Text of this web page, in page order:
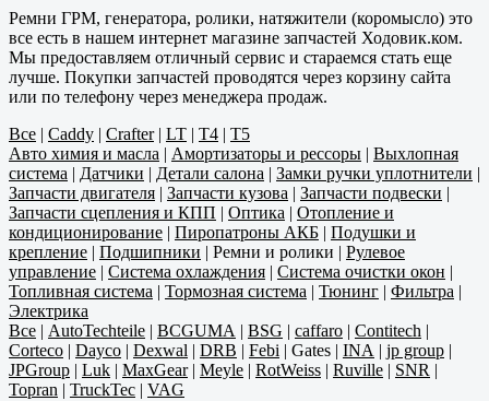
Ремни ГРМ, генератора, ролики, натяжители (коромысло) это
все есть в нашем интернет магазине запчастей Ходовик.ком.
Мы предоставляем отличный сервис и стараемся стать еще
лучше. Покупки запчастей проводятся через корзину сайта
или по телефону через менеджера продаж.
Все | Caddy | Crafter| LT | T4 | T5
Авто химия и масла | Амортизаторы и рессоры | Выхлопная
система | Датчики | Детали салона | Замки ручки уплотнители |
Запчасти двигателя | Запчасти кузова | Запчасти подвески |
Запчасти сцепления и КПП | Оптика | Отопление и
кондиционирование | Пиропатроны АКБ | Подушки и
крепление | Подшипники | Ремни и ролики | Рулевое
управление | Система охлаждения | Система очистки окон |
Топливная система | Тормозная система | Тюнинг | Фильтра |
Электрика
Все | AutoTechteile | BCGUMA | BSG | caffaro | Contitech |
Corteco | Dayco | Dexwal | DRB | Febi | Gates | INA | jp group |
JPGroup | Luk | MaxGear| Meyle | RotWeiss | Ruville | SNR |
Topran | TruckTec | VAG